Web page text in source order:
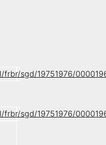
sgd/19751976/
sgd/19751976/